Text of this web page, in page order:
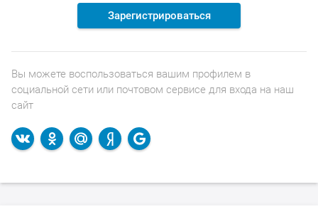
Зарегистрироваться
Вы можете воспользоваться вашим профилем в
социальной сети или почтовом сервисе для входа на наш
сайт